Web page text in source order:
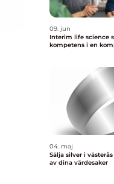
09. jun
Interim life science snabb väg till rätt
kompetens i en
04. maj
Sälja silver i västerås så får du ut mest
av dina värdesaker